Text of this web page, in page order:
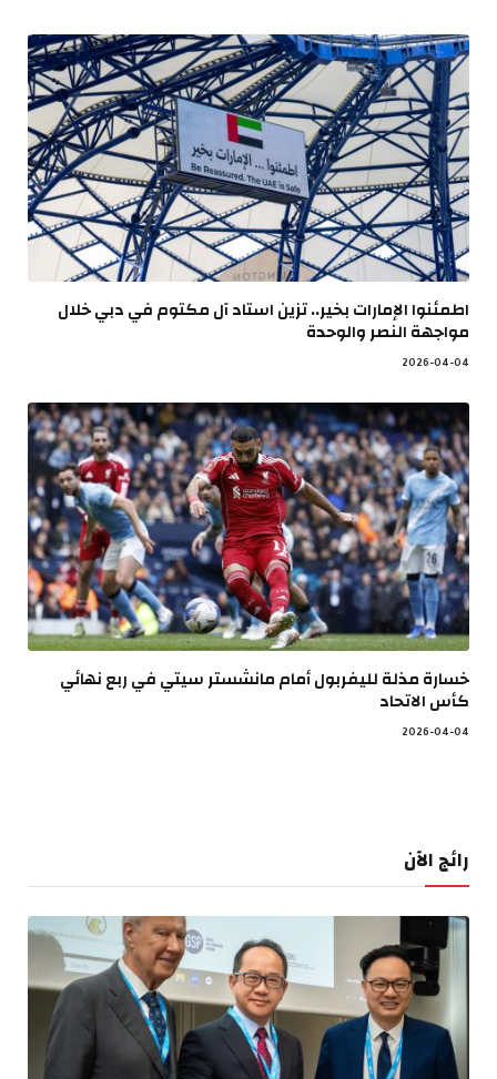
اطمئنوا الإمارات بخير.. تزين استاد آل مكتوم في دبي خلال
مواجهة النصر والوحدة
2026-04-04
خسارة مذلة لليفربول أمام مانشستر سيتي في ربع نهائي
كأس الاتحاد
2026-04-04
رائج الآن